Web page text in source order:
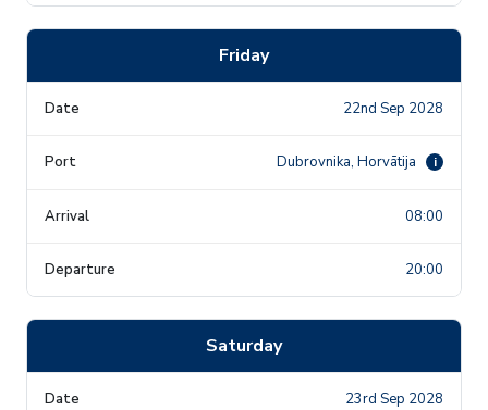
Friday
22nd Sep 2028
Dubrovnika, Horvātija i
08:00
20:00
Saturday
23rd Sep 2028